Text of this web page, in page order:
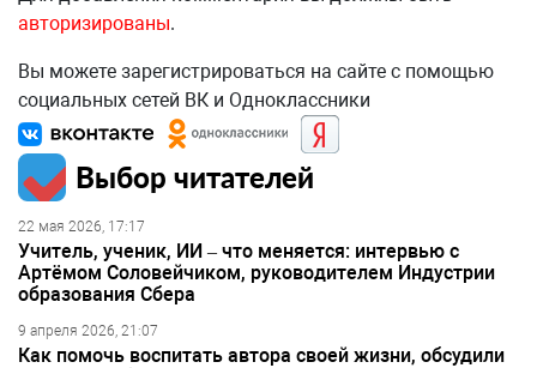
авторизированы.
Вы можете зарегистрироваться на сайте с помощью
социальных сетей ВК и Одноклассники
Выбор читателей
22 мая 2026, 17:17
Учитель, ученик, ИИ – что меняется: интервью с
Артёмом Соловейчиком, руководителем Индустрии
образования Сбера
9 апреля 2026, 21:07
Как помочь воспитать автора своей жизни, обсудили